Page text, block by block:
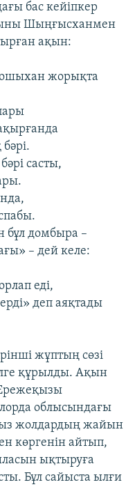
бас кейіпкер
Шыңғысханмен
ақын:
жорықта
састы,
домбыра –
– дей келе:
еді,
деп аяқтады
жұптың сөзі
құрылды. Ақын
облысындағы
жолдардың жайын
көргенін айтып,
ықтыруға
Бұл сайыста ылғи